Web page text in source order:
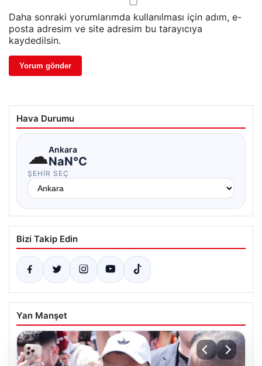
Daha sonraki yorumlarımda kullanılması için adım, e-
posta adresim ve site adresim bu tarayıcıya
kaydedilsin.
Hava Durumu
☁Ankara
NaN°C
ŞEHIR SEÇ
Bizi Takip Edin
Yan Manşet